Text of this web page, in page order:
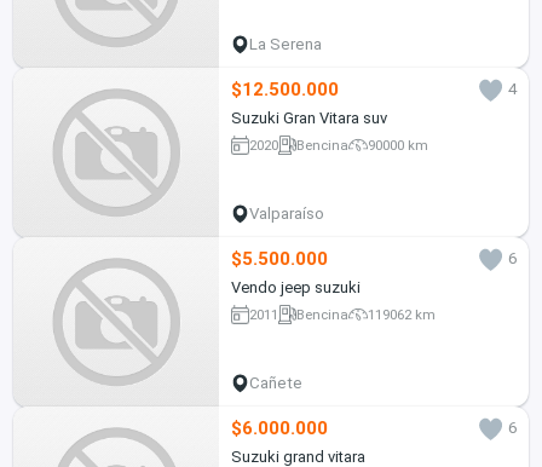
La Serena
$12.500.000
4
Suzuki Gran Vitara suv
2020 Bencina 90000 km
Valparaíso
$5.500.000
6
Vendo jeep suzuki
2011 Bencina 119062 km
Cañete
$6.000.000
6
Suzuki grand vitara